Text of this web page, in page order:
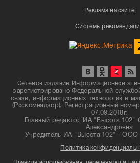
Реклама на сайте
Системы
Сетевое издание Информационное
зарегистрировано Федеральной
связи, информационных технологий и
(Роскомнадзор). Регистрационный
07.09.2018г.
Главный редактор ИА "Высота 102"
Александровна
Учредитель ИА "Высота 102" -
Политика